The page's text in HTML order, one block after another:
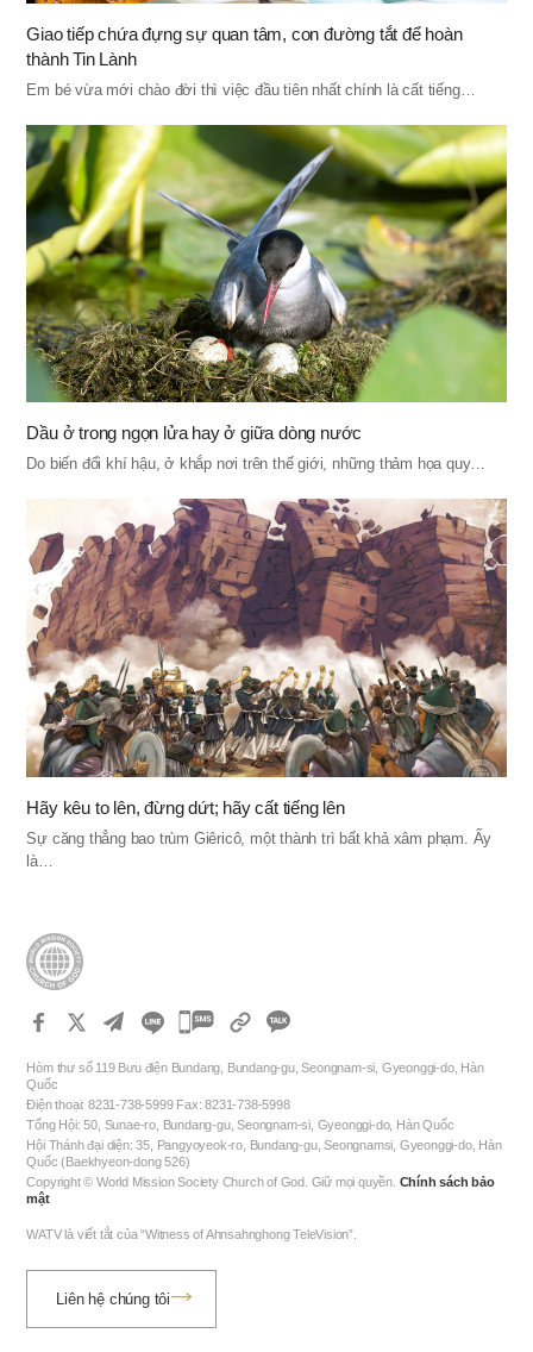
Giao tiếp chứa đựng sự quan tâm, con đường tắt để hoàn
thành Tin Lành
Em bé vừa mới chào đời thì việc đầu tiên nhất chính là cất tiếng…
Dầu ở trong ngọn lửa hay ở giữa dòng nước
Do biến đổi khí hậu, ở khắp nơi trên thế giới, những thảm họa quy…
Hãy kêu to lên, đừng dứt; hãy cất tiếng lên
Sự căng thẳng bao trùm Giêricô, một thành trì bất khả xâm phạm. Ấy
là…
카
오
톡
공
하
Hòm thư số 119 Bưu điện Bundang, Bundang-gu, Seongnam-si, Gyeonggi-do, Hàn
Quốc
Điện thoại: 8231-738-5999 Fax: 8231-738-5998
Tổng Hội: 50, Sunae-ro, Bundang-gu, Seongnam-si, Gyeonggi-do, Hàn Quốc
Hội Thánh đại diện: 35, Pangyoyeok-ro, Bundang-gu, Seongnamsi, Gyeonggi-do, Hàn
Quốc (Baekhyeon-dong 526)
Copyright © World Mission Society Church of God. Giữ mọi quyền. Chính sách bảo
mật
WATV là viết tắt của “Witness of Ahnsahnghong TeleVision”.
Liên hệ chúng tôi